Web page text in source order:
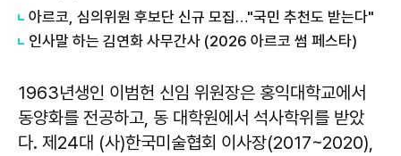
아르코, 심의위원 후보단 신규 모집…"국민 추천도 받는다"
인사말 하는 김연화 사무간사 (2026 아르코 썸 페스타)
1963년생인 이범헌 신임 위원장은 홍익대학교에서
동양화를 전공하고, 동 대학원에서 석사학위를 받았
다. 제24대 (사)한국미술협회 이사장(2017~2020),